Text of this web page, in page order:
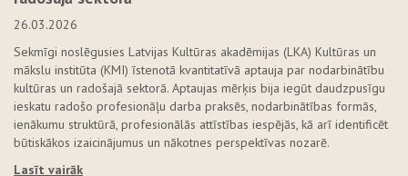
26.03.2026
Sekmīgi noslēgusies Latvijas Kultūras akadēmijas (LKA) Kultūras un
mākslu institūta (KMI) īstenotā kvantitatīvā aptauja par nodarbinātību
kultūras un radošajā sektorā. Aptaujas mērķis bija iegūt daudzpusīgu
ieskatu radošo profesionāļu darba praksēs, nodarbinātības formās,
ienākumu struktūrā, profesionālās attīstības iespējās, kā arī identificēt
būtiskākos izaicinājumus un nākotnes perspektīvas nozarē.
Lasīt vairāk